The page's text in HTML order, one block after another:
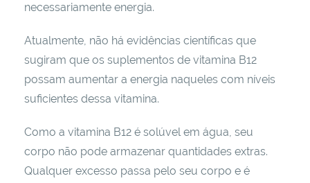
necessariamente energia.
Atualmente, não há evidências científicas que
sugiram que os suplementos de vitamina B12
possam aumentar a energia naqueles com níveis
suficientes dessa vitamina.
Como a vitamina B12 é solúvel em água, seu
corpo não pode armazenar quantidades extras.
Qualquer excesso passa pelo seu corpo e é